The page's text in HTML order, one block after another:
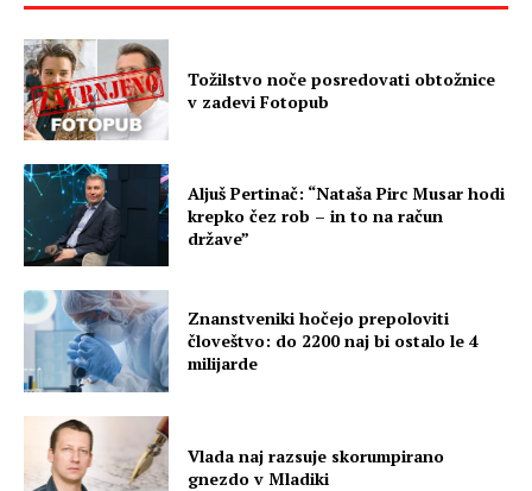
Tožilstvo noče posredovati obtožnice
v zadevi Fotopub
Aljuš Pertinač: “Nataša Pirc Musar hodi
krepko čez rob – in to na račun
države”
Znanstveniki hočejo prepoloviti
človeštvo: do 2200 naj bi ostalo le 4
milijarde
Vlada naj razsuje skorumpirano
gnezdo v Mladiki